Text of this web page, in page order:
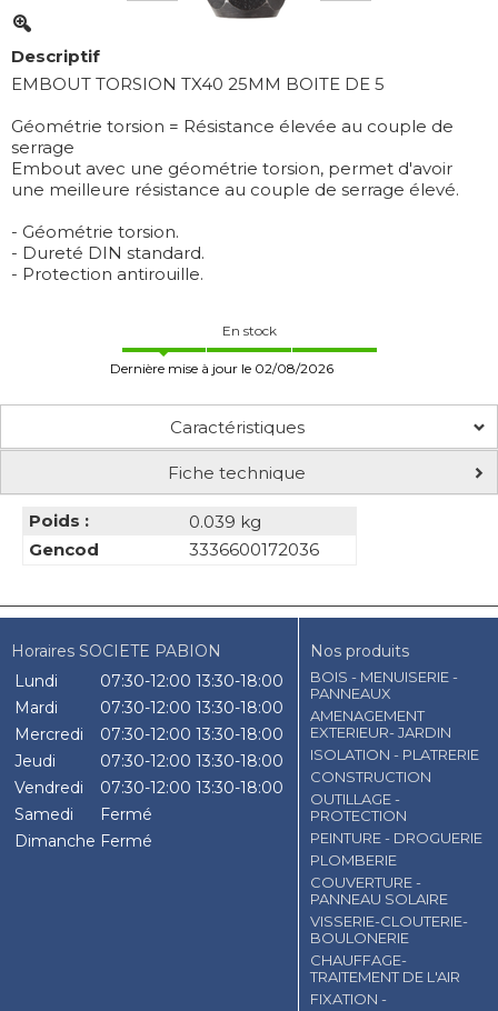
Descriptif
EMBOUT TORSION TX40 25MM BOITE DE 5
Géométrie torsion = Résistance élevée au couple de
serrage
Embout avec une géométrie torsion, permet d'avoir
une meilleure résistance au couple de serrage élevé.
- Géométrie torsion.
- Dureté DIN standard.
- Protection antirouille.
En stock
Dernière mise à jour le 02/08/2026
Caractéristiques
Fiche technique
Poids :
0.039 kg
Gencod
3336600172036
Horaires SOCIETE PABION
Lundi
07:30-12:00 13:30-18:00
Mardi
07:30-12:00 13:30-18:00
Mercredi
07:30-12:00 13:30-18:00
Jeudi
07:30-12:00 13:30-18:00
Vendredi
07:30-12:00 13:30-18:00
Samedi
Fermé
Dimanche Fermé
Nos produits
BOIS - MENUISERIE -
PANNEAUX
AMENAGEMENT
EXTERIEUR- JARDIN
ISOLATION - PLATRERIE
CONSTRUCTION
OUTILLAGE -
PROTECTION
PEINTURE - DROGUERIE
PLOMBERIE
COUVERTURE -
PANNEAU SOLAIRE
VISSERIE-CLOUTERIE-
BOULONERIE
CHAUFFAGE-
TRAITEMENT DE L'AIR
FIXATION -